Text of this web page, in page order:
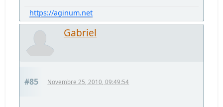
https://aginum.net
Gabriel
#85 Novembre 25, 2010, 09:49:54